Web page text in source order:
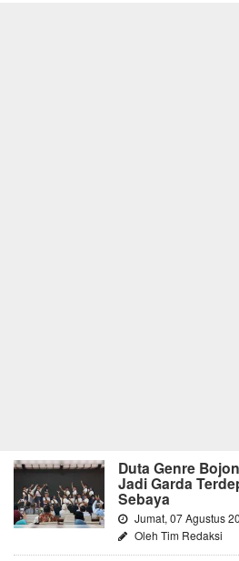
Duta Genre
Jadi Garda
Sebaya
Jumat, 07 Agustus
Oleh Tim Redaksi